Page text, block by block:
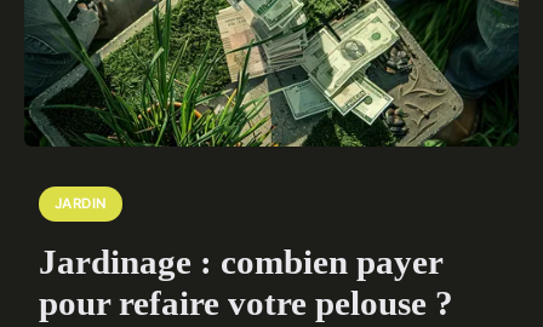
JARDIN
Jardinage : combien payer
pour refaire votre pelouse ?